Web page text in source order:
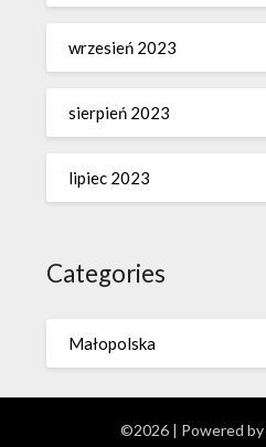
wrzesień 2023
sierpień 2023
lipiec 2023
Categories
Małopolska
©2026 | Powered by